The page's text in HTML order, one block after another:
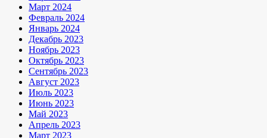
Март 2024
Февраль 2024
Январь 2024
Декабрь 2023
Ноябрь 2023
Октябрь 2023
Сентябрь 2023
Август 2023
Июль 2023
Июнь 2023
Май 2023
Апрель 2023
Март 2023